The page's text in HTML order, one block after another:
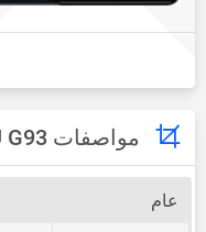
مواصفات BLU G93
عام